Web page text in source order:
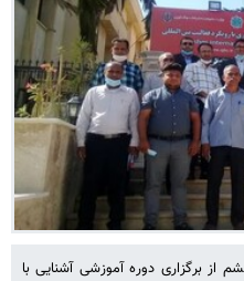
از برگزاری دوره آموزشی آشنایی با